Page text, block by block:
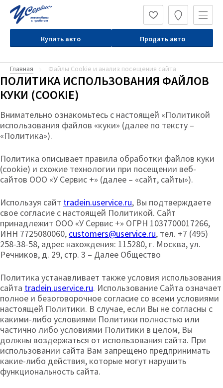
Купить авто Продать авто
Главная Файлы Cookie и анализ посещения сайта
ПОЛИТИКА ИСПОЛЬЗОВАНИЯ ФАЙЛОВ
КУКИ (COOKIE)
Внимательно ознакомьтесь с настоящей «Политикой
использования файлов «куки» (далее по тексту –
«Политика»).
Политика описывает правила обработки файлов куки
(cookie) и схожие технологии при посещении веб-
сайтов ООО «У Сервис +» (далее – «сайт, сайты»).
Используя сайт tradein.uservice.ru, Вы подтверждаете
свое согласие с настоящей Политикой. Сайт
принадлежит ООО «У Сервис +» ОГРН 1037700017266,
ИНН 7725080060, customers@uservice.ru, тел. +7 (495)
258-38-58, адрес нахождения: 115280, г. Москва, ул.
Речников, д. 29, стр. 3 – Далее Общество
Политика устанавливает также условия использования
сайта tradein.uservice.ru. Использование Сайта означает
полное и безоговорочное согласие со всеми условиями
настоящей Политики. В случае, если Вы не согласны с
какими-либо условиями Политики полностью или
частично либо условиями Политики в целом, Вы
должны воздержаться от использования сайта. При
использовании сайта Вам запрещено предпринимать
какие-либо действия, которые могут нарушить
функциональность сайта.